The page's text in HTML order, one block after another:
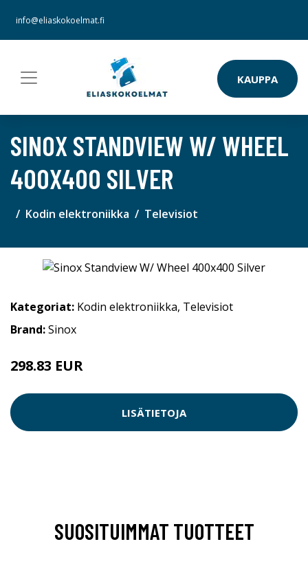
info@eliaskokoelmat.fi
KAUPPA
SINOX STANDVIEW W/ WHEEL
400X400 SILVER
Kodin elektroniikka Televisiot
Kategoriat: Kodin elektroniikka, Televisiot
Brand:Sinox
298.83 EUR
LISÄTIETOJA
SUOSITUIMMAT TUOTTEET